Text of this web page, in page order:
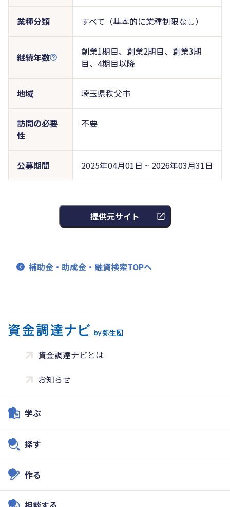
業種分類 すべて（基本的に業種制限なし）
継続年数
創業1期目、創業2期目、創業3期
目、4期目以降
地域 埼玉県秩父市
訪問の必要
性
不要
公募期間 2025年04月01日 ~ 2026年03月31日
提供元サイト
補助金・助成金・融資検索TOPへ
資金調達ナビとは
お知らせ
学ぶ
探す
作る